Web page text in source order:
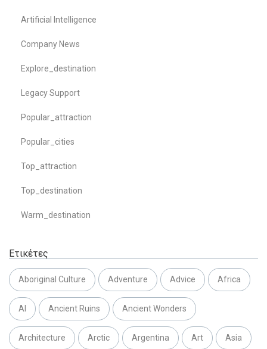
Artificial Intelligence
Company News
Explore_destination
Legacy Support
Popular_attraction
Popular_cities
Top_attraction
Top_destination
Warm_destination
Ετικέτες
Aboriginal Culture Adventure Advice Africa
AI Ancient Ruins Ancient Wonders
Architecture Arctic Argentina Art Asia